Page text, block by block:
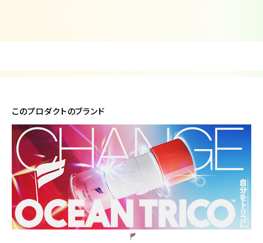
このプロダクトのブランド